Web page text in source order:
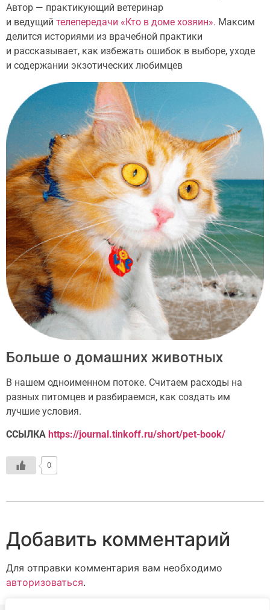
Автор — практикующий ветеринар
и ведущий телепередачи «Кто в доме хозяин». Максим
делится историями из врачебной практики
и рассказывает, как избежать ошибок в выборе, уходе
и содержании экзотических любимцев
Больше о домашних животных️
В нашем одноименном потоке. Считаем расходы на
разных питомцев и разбираемся, как создать им
лучшие условия.
ССЫЛКА https://journal.tinkoff.ru/short/pet-book/
0
Добавить комментарий
Для отправки комментария вам необходимо
авторизоваться.